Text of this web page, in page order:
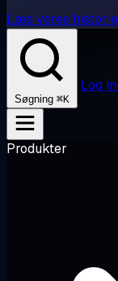
Læs vores
Søgning ⌘K
Log
Produkter